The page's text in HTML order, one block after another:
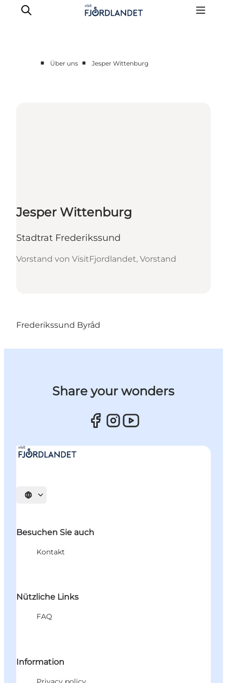
■ Über uns ■ Jesper Wittenburg
Jesper Wittenburg
Stadtrat Frederikssund
Vorstand von VisitFjordlandet, Vorstand
Frederikssund Byråd
Share your wonders
Sprache auswählen
Besuchen Sie auch
Kontakt
Nützliche Links
FAQ
Information